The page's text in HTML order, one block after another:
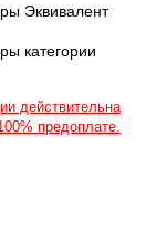
Эквивалент
категории
действительна
предоплате.